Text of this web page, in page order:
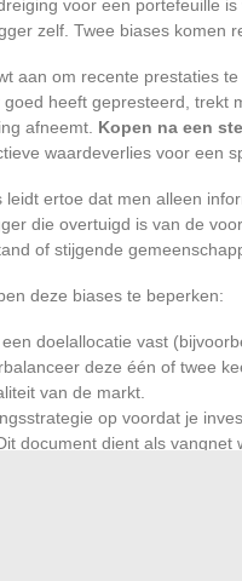
voor een portefeuille
zelf. Twee biases komen
aan om recente prestaties
heeft gepresteerd, trekt
afneemt. Kopen na een
waardeverlies voor een
leidt ertoe dat men alleen
die overtuigd is van de
of stijgende
deze biases te beperken:
doelallocatie vast
deze één of twee
van de markt.
op voordat je
document dient als vangnet